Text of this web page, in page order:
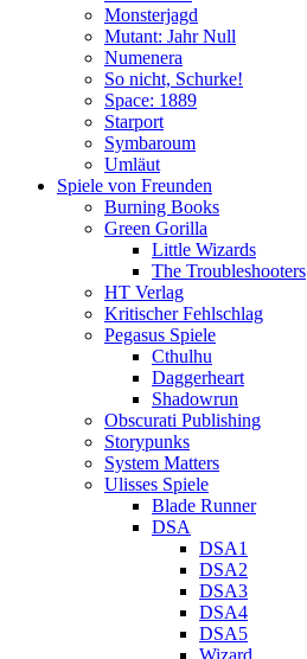
Monsterjagd
Mutant: Jahr Null
Numenera
So nicht, Schurke!
Space: 1889
Starport
Symbaroum
Umläut
Spiele von Freunden
Burning Books
Green Gorilla
Little Wizards
The Troubleshooters
HT Verlag
Kritischer Fehlschlag
Pegasus Spiele
Cthulhu
Daggerheart
Shadowrun
Obscurati Publishing
Storypunks
System Matters
Ulisses Spiele
Blade Runner
DSA
DSA1
DSA2
DSA3
DSA4
DSA5
Wizard